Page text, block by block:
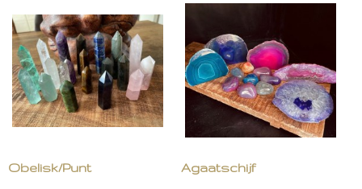
Obelisk/Punt Agaatschijf